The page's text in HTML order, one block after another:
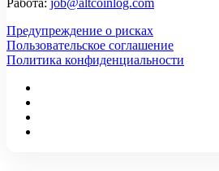
Предупреждение о рисках
Пользовательское соглашение
Политика конфиденциальности